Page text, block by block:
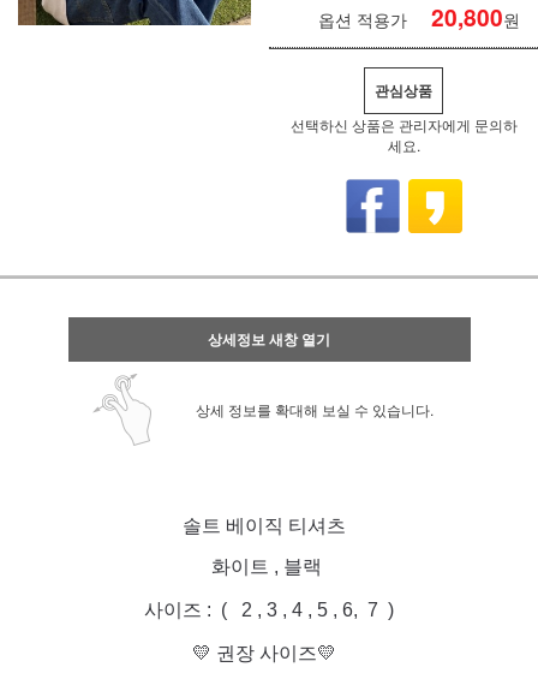
옵션 적용가 20,800원
관심상품
선택하신 상품은 관리자에게 문의하
세요.
상세정보 새창 열기
상세 정보를 확대해 보실 수 있습니다.
솔트 베이직 티셔츠
화이트 , 블랙
사이즈 : ( 2 , 3 , 4 , 5 , 6, 7 )
💛 권장 사이즈💛